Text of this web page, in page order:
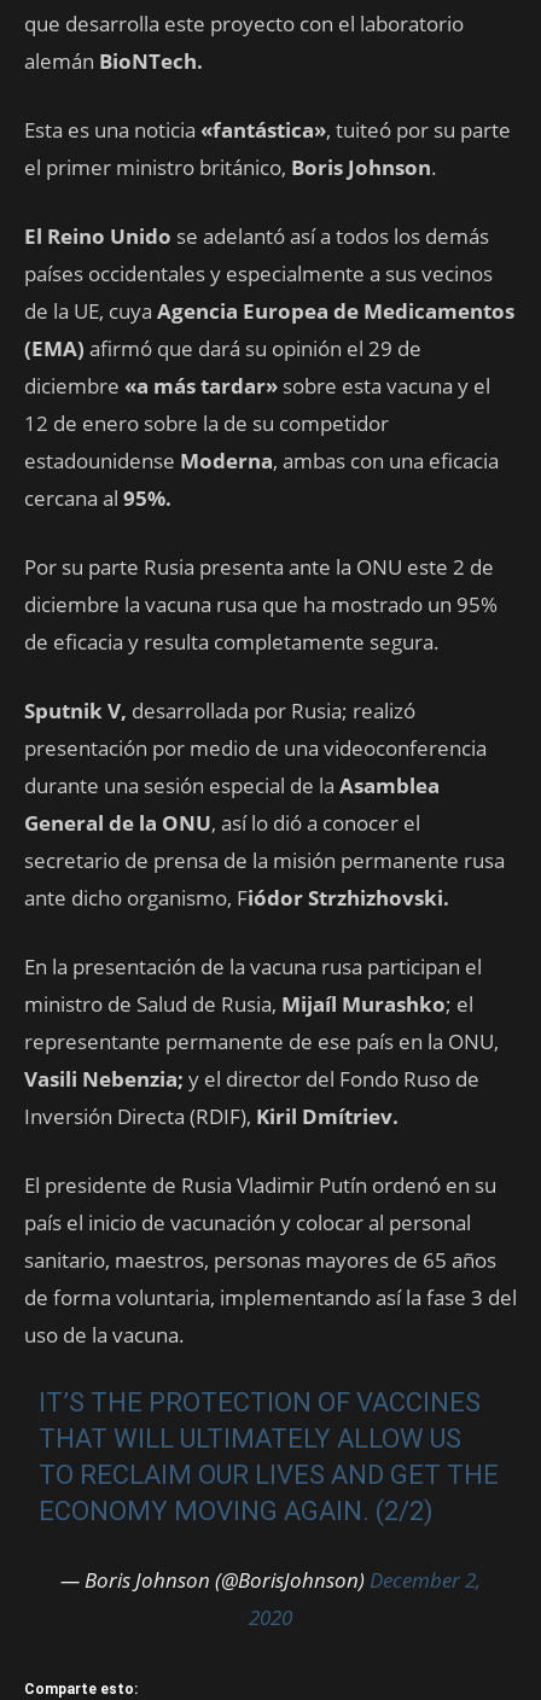
que desarrolla este proyecto con el laboratorio
alemán BioNTech.
Esta es una noticia «fantástica», tuiteó por su parte
el primer ministro británico, Boris Johnson.
El Reino Unido se adelantó así a todos los demás
países occidentales y especialmente a sus vecinos
de la UE, cuya Agencia Europea de Medicamentos
(EMA) afirmó que dará su opinión el 29 de
diciembre «a más tardar» sobre esta vacuna y el
12 de enero sobre la de su competidor
estadounidense Moderna, ambas con una eficacia
cercana al 95%.
Por su parte Rusia presenta ante la ONU este 2 de
diciembre la vacuna rusa que ha mostrado un 95%
de eficacia y resulta completamente segura.
Sputnik V, desarrollada por Rusia; realizó
presentación por medio de una videoconferencia
durante una sesión especial de la Asamblea
General de la ONU, así lo dió a conocer el
secretario de prensa de la misión permanente rusa
ante dicho organismo, Fiódor Strzhizhovski.
En la presentación de la vacuna rusa participan el
ministro de Salud de Rusia, Mijaíl Murashko; el
representante permanente de ese país en la ONU,
Vasili Nebenzia; y el director del Fondo Ruso de
Inversión Directa (RDIF), Kiril Dmítriev.
El presidente de Rusia Vladimir Putín ordenó en su
país el inicio de vacunación y colocar al personal
sanitario, maestros, personas mayores de 65 años
de forma voluntaria, implementando así la fase 3 del
uso de la vacuna.
IT’S THE PROTECTION OF VACCINES
THAT WILL ULTIMATELY ALLOW US
TO RECLAIM OUR LIVES AND GET THE
ECONOMY MOVING AGAIN. (2/2)
— Boris Johnson (@BorisJohnson) December 2,
2020
Comparte esto: